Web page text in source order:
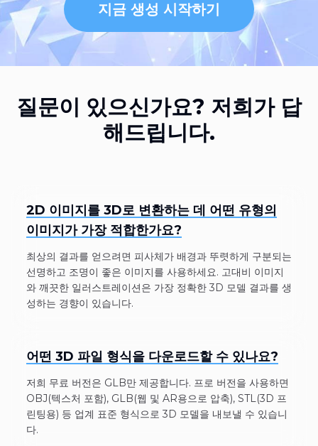
지금 생성 시작하기
질문이 있으신가요? 저희가 답
해드립니다.
2D 이미지를 3D로 변환하는 데 어떤 유형의
이미지가 가장 적합한가요?
최상의 결과를 얻으려면 피사체가 배경과 뚜렷하게 구분되는
선명하고 조명이 좋은 이미지를 사용하세요. 고대비 이미지
와 깨끗한 일러스트레이션은 가장 정확한 3D 모델 결과를 생
성하는 경향이 있습니다.
어떤 3D 파일 형식을 다운로드할 수 있나요?
저희 무료 버전은 GLB만 제공합니다. 프로 버전을 사용하면
OBJ(텍스처 포함), GLB(웹 및 AR용으로 압축), STL(3D 프
린팅용) 등 업계 표준 형식으로 3D 모델을 내보낼 수 있습니
다.